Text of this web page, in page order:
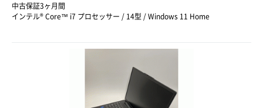
中古保証3ヶ月間
インテル® Core™ i7 プロセッサー / 14型 / Windows 11 Home